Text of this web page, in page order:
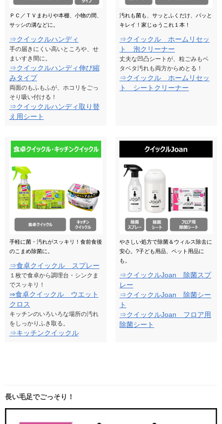
ＰＣ／ＴＶまわりや本棚、小物の間、
サッシの溝などに。
⇒クイックルハンディ
手の届きにくい高いところや、せ
まいすき間に。
⇒クイックルハンディ伸び縮
みタイプ
両面のもふもふが、ホコリをごっ
そり吸い付ける！
⇒クイックルハンディ取り替
え用シート
汚れも菌も、サッとふくだけ、パッと
キレイ！家じゅうこれ１本！
⇒クイックル ホームリセッ
ト 泡クリーナー
丈夫な凹凸シートが、粒ごみもベ
タベタ汚れも両方からめとる！
⇒クイックル ホームリセッ
ト シートクリーナー
手軽に菌・汚れがスッキリ！食前食後
のこまめ除菌に。
⇒食卓クイックル スプレー
１枚で食卓から調理台・シンクま
でスッキリ！
⇒食卓クイックル ウエット
クロス
キッチンのいろいろな場所の汚れ
をしっかりふき取る。
⇒キッチンクイックル
やさしい処方で除菌＆ウィルス除去に
安心。?子ども用品、ペット用品に
も。
⇒クイックルJoan 除菌スプ
レー
⇒クイックルJoan 除菌シー
ト
⇒クイックルJoan フロア用
除菌シート
長い毛足でごっそり！